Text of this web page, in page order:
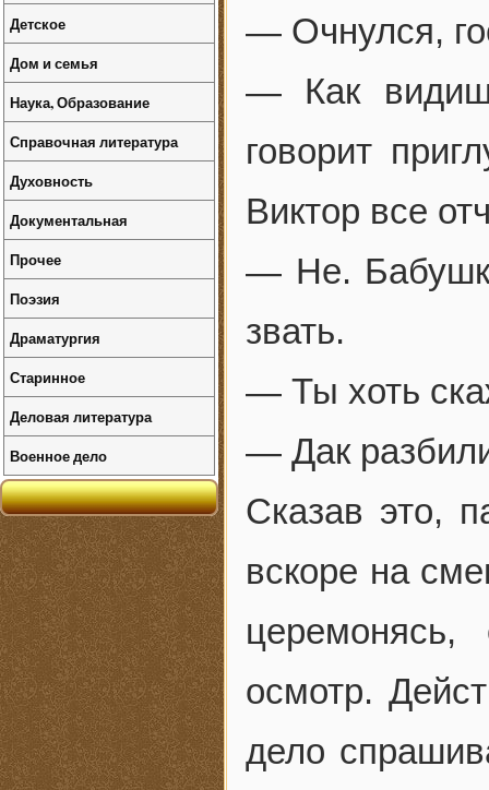
— Очнулся,
— Как
говорит
Виктор все
— Не.
звать.
— Ты хоть
— Дак
Сказав это,
вскоре на
осмотр.
дело
Детское
Дом и семья
Наука, Образование
Справочная литература
Духовность
Документальная
Прочее
Поэзия
Драматургия
Старинное
Деловая литература
Военное дело